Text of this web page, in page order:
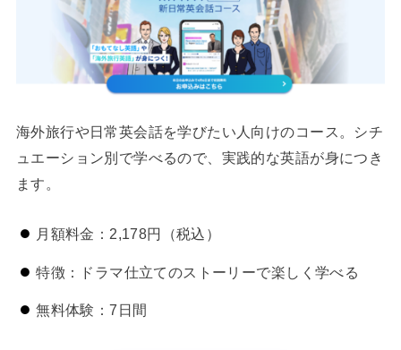
海外旅行や日常英会話を学びたい人向けのコース。シチ
ュエーション別で学べるので、実践的な英語が身につき
ます。
月額料金：2,178円（税込）
特徴：ドラマ仕立てのストーリーで楽しく学べる
無料体験：7日間